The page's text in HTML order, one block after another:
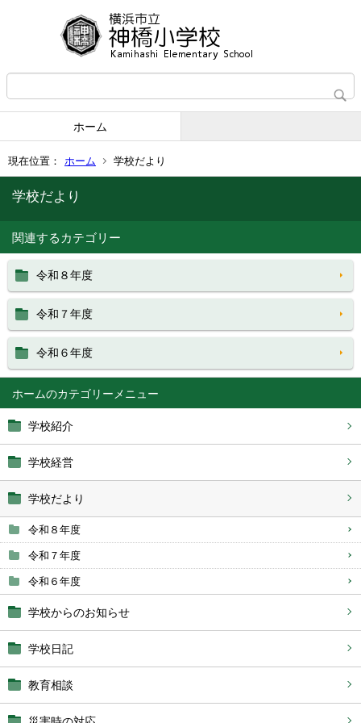
ホーム
現在位置： ホーム 学校だより
ホーム
学校紹介
学校経営
学校だより
令和８年度
令和７年度
令和６年度
学校からのお知らせ
学校日記
教育相談
学校だより
関連するカテゴリー
令和８年度
令和７年度
令和６年度